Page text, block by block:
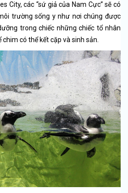
City, các “sứ giả của Nam Cực” sẽ có
trường sống y như nơi chúng được
trong chiếc những chiếc tổ nhân
có thể kết cặp và sinh sản.